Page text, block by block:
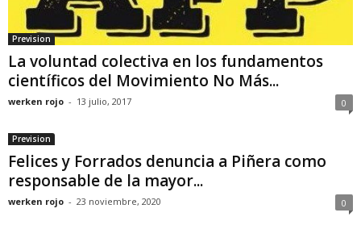
Prevision
La voluntad colectiva en los fundamentos
científicos del Movimiento No Más...
werken rojo - 13 julio, 2017 0
Prevision
Felices y Forrados denuncia a Piñera como
responsable de la mayor...
werken rojo - 23 noviembre, 2020 0